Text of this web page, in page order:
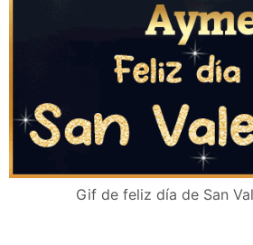
Gif de feliz día de San